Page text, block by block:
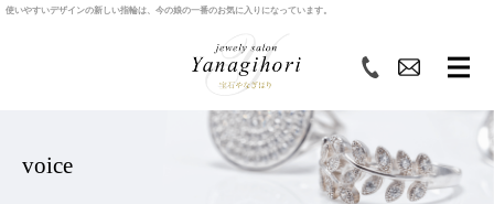
使いやすいデザインの新しい指輪は、今の娘の一番のお気に入りになっています。
voice